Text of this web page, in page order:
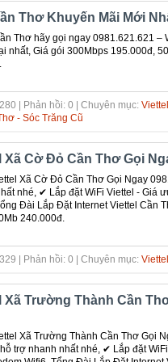
Thơ Khuyến Mãi Mới
Thơ hãy gọi ngay 0981.621.621 –
nhất, Giá gói 300Mbps 195.000đ,
| Phản hồi: 0 | Chuyên mục:
- Sóc Trăng Cũ
Xã Cờ Đỏ Cần Thơ Gọi
Xã Cờ Đỏ Cần Thơ Gọi Ngay
nhé, ✔ ‎Lắp đặt WiFi Viettel - Giá
Đài Lắp Đặt Internet Viettel Cần
240.000đ.
| Phản hồi: 0 | Chuyên mục:
Xã Trường Thành Cần
Xã Trường Thành Cần Thơ Gọi
trợ nhanh nhất nhé, ✔ ‎Lắp đặt